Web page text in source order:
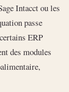
Intacct ou les
passe
ERP
des modules